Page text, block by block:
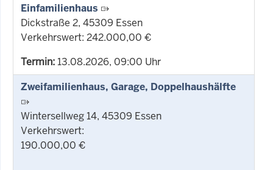
Einfamilienhaus
Dickstraße 2, 45309 Essen
Verkehrswert: 242.000,00 €
Termin:13.08.2026, 09:00 Uhr
Zweifamilienhaus, Garage, Doppelhaushälfte
Wintersellweg 14, 45309 Essen
Verkehrswert:
190.000,00 €